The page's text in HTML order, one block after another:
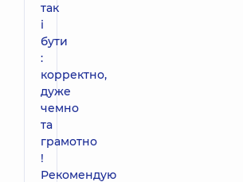
так
і
бути
:
корректно,
дуже
чемно
та
грамотно
!
Рекомендую